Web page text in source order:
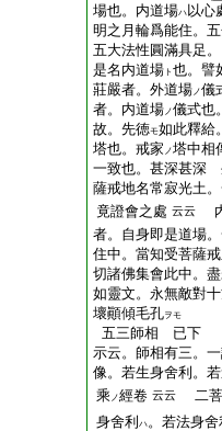
場也。内道場ハ 以心
明之月輪爲能住。
五大法性圓滿具足
是名内道場 ト 也。譬
莊嚴者。外道場ノ儀
者。内道場ノ儀式也
故。先徳モ如此釋給
塔也。戒家 ノ塔中相
一致也。甚深甚深
薩戒地名常寂光土
竟證會之處 云云
者。自身即是道場
住中。當知受菩薩
切諸佛集會此中。
如靈文。永無敵對
壞顚傾毛孔ヲモ
五三師相 已下
示云。師相有三。
像。若生身舍利。
乘 ノ經卷 云云
二菩
身舍利 ハ。若法身舍